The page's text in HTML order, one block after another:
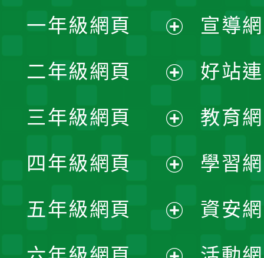
一年級網頁
開
選
單
二年級網頁
開
選
單
三年級網頁
開
選
單
四年級網頁
開
五年級網頁
宣導
好站
教育
學習
資安